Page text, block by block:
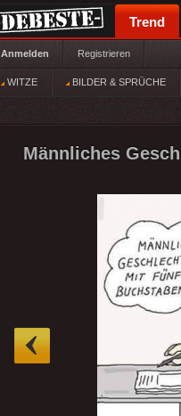
Trend
Anmelden Registrieren
WITZE BILDER & SPRÜCHE
Männliches